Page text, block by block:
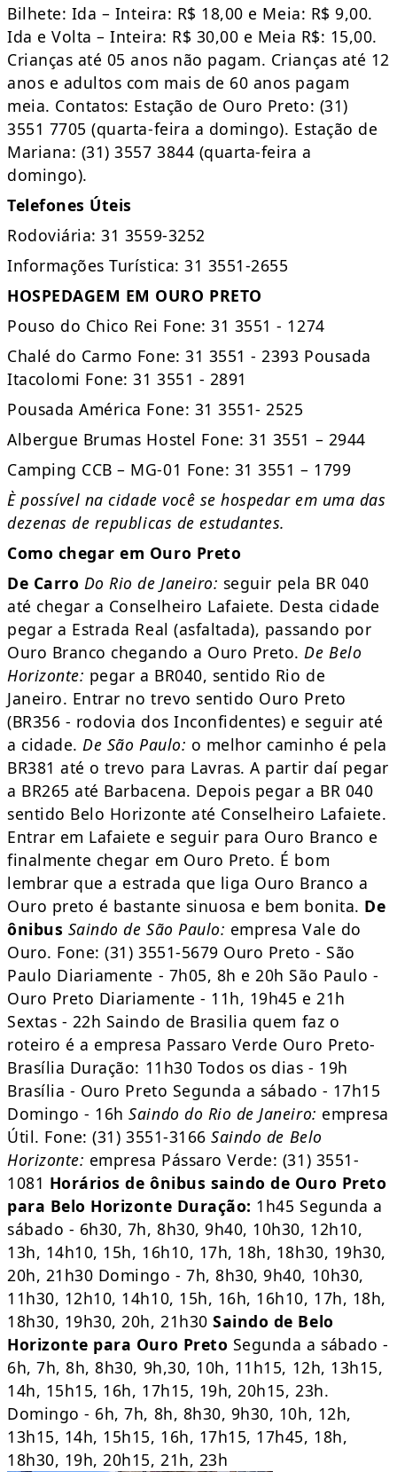
Bilhete: Ida – Inteira: R$ 18,00 e Meia: R$ 9,00.
Ida e Volta – Inteira: R$ 30,00 e Meia R$: 15,00.
Crianças até 05 anos não pagam. Crianças até 12
anos e adultos com mais de 60 anos pagam
meia. Contatos: Estação de Ouro Preto: (31)
3551 7705 (quarta-feira a domingo). Estação de
Mariana: (31) 3557 3844 (quarta-feira a
domingo).
Telefones Úteis
Rodoviária: 31 3559-3252
Informações Turística: 31 3551-2655
HOSPEDAGEM EM OURO PRETO
Pouso do Chico Rei Fone: 31 3551 - 1274
Chalé do Carmo Fone: 31 3551 - 2393 Pousada
Itacolomi Fone: 31 3551 - 2891
Pousada América Fone: 31 3551- 2525
Albergue Brumas Hostel Fone: 31 3551 – 2944
Camping CCB – MG-01 Fone: 31 3551 – 1799
È possível na cidade você se hospedar em uma das
dezenas de republicas de estudantes.
Como chegar em Ouro Preto
De Carro Do Rio de Janeiro: seguir pela BR 040
até chegar a Conselheiro Lafaiete. Desta cidade
pegar a Estrada Real (asfaltada), passando por
Ouro Branco chegando a Ouro Preto.De Belo
Horizonte: pegar a BR040, sentido Rio de
Janeiro. Entrar no trevo sentido Ouro Preto
(BR356 - rodovia dos Inconfidentes) e seguir até
a cidade.De São Paulo: o melhor caminho é pela
BR381 até o trevo para Lavras. A partir daí pegar
a BR265 até Barbacena. Depois pegar a BR 040
sentido Belo Horizonte até Conselheiro Lafaiete.
Entrar em Lafaiete e seguir para Ouro Branco e
finalmente chegar em Ouro Preto. É bom
lembrar que a estrada que liga Ouro Branco a
Ouro preto é bastante sinuosa e bem bonita. De
ônibus Saindo de São Paulo: empresa Vale do
Ouro. Fone: (31) 3551-5679 Ouro Preto - São
Paulo Diariamente - 7h05, 8h e 20h São Paulo -
Ouro Preto Diariamente - 11h, 19h45 e 21h
Sextas - 22h Saindo de Brasilia quem faz o
roteiro é a empresa Passaro Verde Ouro Preto-
Brasília Duração: 11h30 Todos os dias - 19h
Brasília - Ouro Preto Segunda a sábado - 17h15
Domingo - 16hSaindo do Rio de Janeiro: empresa
Útil. Fone: (31) 3551-3166Saindo de Belo
Horizonte: empresa Pássaro Verde: (31) 3551-
1081 Horários de ônibus saindo de Ouro Preto
para Belo Horizonte Duração: 1h45 Segunda a
sábado - 6h30, 7h, 8h30, 9h40, 10h30, 12h10,
13h, 14h10, 15h, 16h10, 17h, 18h, 18h30, 19h30,
20h, 21h30 Domingo - 7h, 8h30, 9h40, 10h30,
11h30, 12h10, 14h10, 15h, 16h, 16h10, 17h, 18h,
18h30, 19h30, 20h, 21h30Saindo de Belo
Horizonte para Ouro Preto Segunda a sábado -
6h, 7h, 8h, 8h30, 9h,30, 10h, 11h15, 12h, 13h15,
14h, 15h15, 16h, 17h15, 19h, 20h15, 23h.
Domingo - 6h, 7h, 8h, 8h30, 9h30, 10h, 12h,
13h15, 14h, 15h15, 16h, 17h15, 17h45, 18h,
18h30, 19h, 20h15, 21h, 23h